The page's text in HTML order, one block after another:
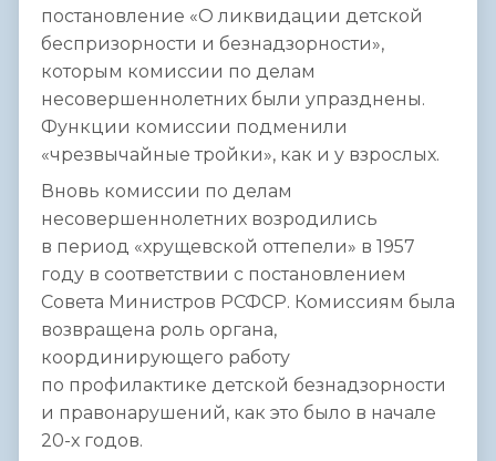
постановление «О ликвидации детской
беспризорности и безнадзорности»,
которым комиссии по делам
несовершеннолетних были упразднены.
Функции комиссии подменили
«чрезвычайные тройки», как и у взрослых.
Вновь комиссии по делам
несовершеннолетних возродились
в период «хрущевской оттепели» в 1957
году в соответствии с постановлением
Совета Министров РСФСР. Комиссиям была
возвращена роль органа,
координирующего работу
по профилактике детской безнадзорности
и правонарушений, как это было в начале
20-х годов.